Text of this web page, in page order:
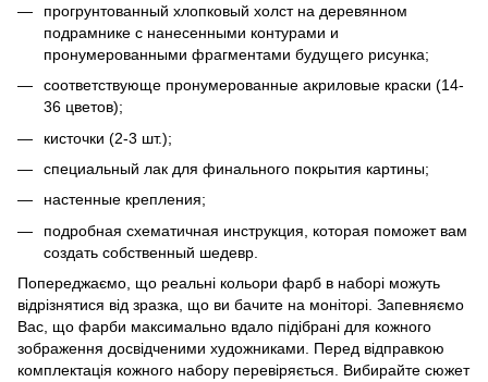
прогрунтованный хлопковый холст на деревянном
подрамнике с нанесенными контурами и
пронумерованными фрагментами будущего рисунка;
соответствующе пронумерованные акриловые краски (14-
36 цветов);
кисточки (2-3 шт.);
специальный лак для финального покрытия картины;
настенные крепления;
подробная схематичная инструкция, которая поможет вам
создать собственный шедевр.
Попереджаємо, що реальні кольори фарб в наборі можуть
відрізнятися від зразка, що ви бачите на моніторі. Запевняємо
Вас, що фарби максимально вдало підібрані для кожного
зображення досвідченими художниками. Перед відправкою
комплектація кожного набору перевіряється. Вибирайте сюжет